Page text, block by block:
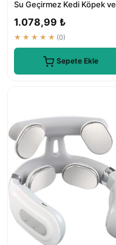
Su Geçirmez Kedi Köpek ve
1.078,99 ₺
★★★★★ (0)
Sepete Ekle